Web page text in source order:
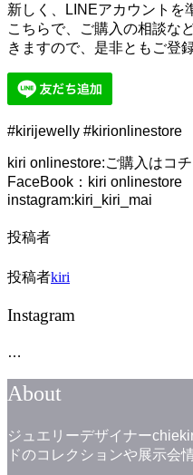
新しく、LINEアカウントを
こちらで、ご購入の相談な
きますので、是非ともご登
#kirijewelly #kirionlinestore
kiri onlinestore:ご購入はコ
FaceBook：kiri onlinestore
instagram:kiri_kiri_mai
投稿者
投稿者kiri
Instagram
…
About
ジュエリーデザイナー
ドのコレクションや展示会